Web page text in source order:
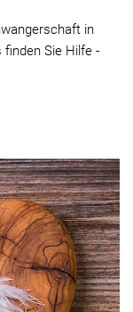
in
Sie Hilfe -